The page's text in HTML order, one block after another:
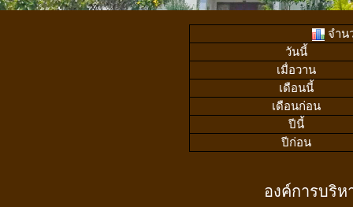
จำน
วันนี้
เมื่อวาน
เดือนนี้
เดือนก่อน
ปีนี้
ปีก่อน
องค์การบริ